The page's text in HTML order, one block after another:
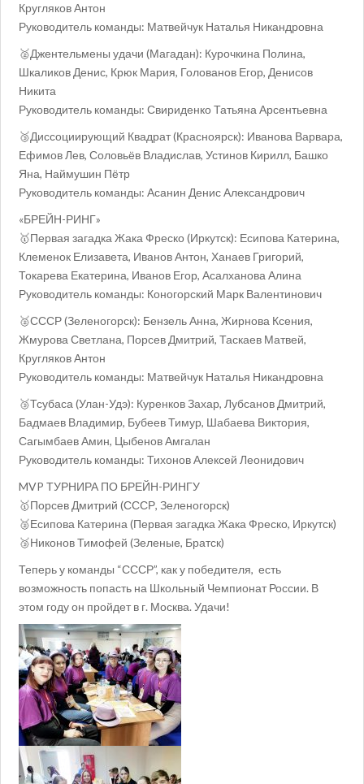
Кругляков Антон
Руководитель команды: Матвейчук Наталья Никандровна
🥈Джентельмены удачи (Магадан): Курочкина Полина,
Шкаликов Денис, Крюк Мария, Голованов Егор, Денисов
Никита
Руководитель команды: Свириденко Татьяна Арсентьевна
🥉Диссоциирующий Квадрат (Красноярск): Иванова Варвара,
Ефимов Лев, Соловьёв Владислав, Устинов Кирилл, Башко
Яна, Наймушин Пётр
Руководитель команды: Асанин Денис Александрович
«БРЕЙН-РИНГ»
🥇Первая загадка Жака Фреско (Иркутск): Есипова Катерина,
Клеменок Елизавета, Иванов Антон, Ханаев Григорий,
Токарева Екатерина, Иванов Егор, Асалханова Алина
Руководитель команды: Коногорский Марк Валентинович
🥈СССР (Зеленогорск): Бензель Анна, Жирнова Ксения,
Жмурова Светлана, Порсев Дмитрий, Таскаев Матвей,
Кругляков Антон
Руководитель команды: Матвейчук Наталья Никандровна
🥉Тсубаса (Улан-Удэ): Куренков Захар, Лубсанов Дмитрий,
Бадмаев Владимир, Бубеев Тимур, Шабаева Виктория,
Сагымбаев Амин, Цыбенов Амгалан
Руководитель команды: Тихонов Алексей Леонидович
MVP ТУРНИРА ПО БРЕЙН-РИНГУ
🥇Порсев Дмитрий (СССР, Зеленогорск)
🥈Есипова Катерина (Первая загадка Жака Фреско, Иркутск)
🥉Никонов Тимофей (Зеленые, Братск)
Теперь у команды “СССР”, как у победителя, есть
возможность попасть на Школьный Чемпионат России. В
этом году он пройдет в г. Москва. Удачи!